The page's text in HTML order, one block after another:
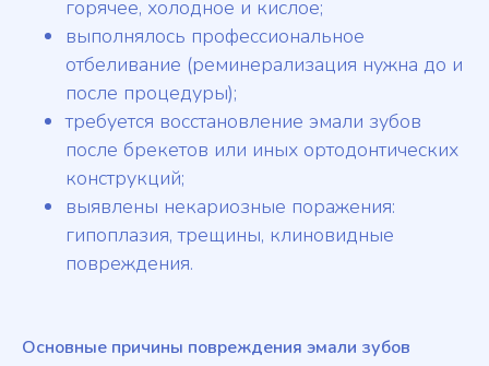
горячее, холодное и кислое;
выполнялось профессиональное
отбеливание (реминерализация нужна до и
после процедуры);
требуется восстановление эмали зубов
после брекетов или иных ортодонтических
конструкций;
выявлены некариозные поражения:
гипоплазия, трещины, клиновидные
повреждения.
Основные причины повреждения эмали зубов